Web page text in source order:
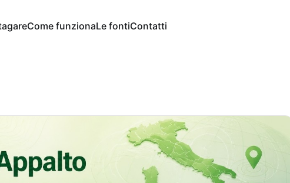
Come funzionaLe fontiContatti